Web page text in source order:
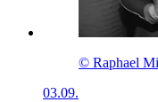
© Raphael
03.09.